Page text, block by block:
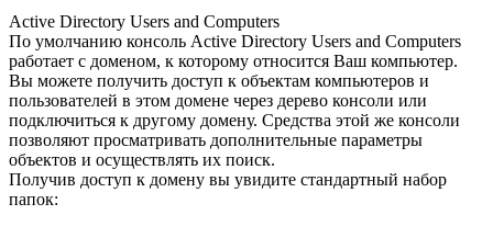
Active Directory Users and Computers
По умолчанию консоль Active Directory Users and Computers
работает с доменом, к которому относится Ваш компьютер.
Вы можете получить доступ к объектам компьютеров и
пользователей в этом домене через дерево консоли или
подключиться к другому домену. Средства этой же консоли
позволяют просматривать дополнительные параметры
объектов и осуществлять их поиск.
Получив доступ к домену вы увидите стандартный набор
папок: